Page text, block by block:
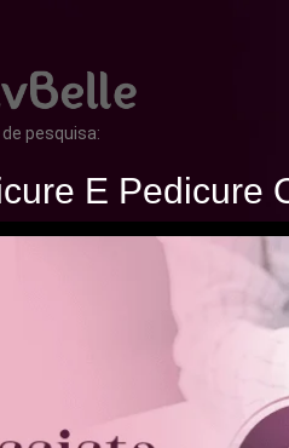
pesquisa:
E Pedicure